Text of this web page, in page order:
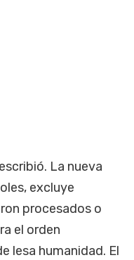
La nueva
excluye
procesados o
el orden
lesa humanidad. El